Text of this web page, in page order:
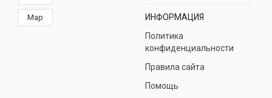
Map
ИНФОРМАЦИЯ
Политика
конфиденциальности
Правила сайта
Помощь